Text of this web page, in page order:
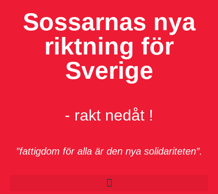
Sossarnas nya
riktning för
Sverige
- rakt nedåt !
”fattigdom för alla är den nya solidariteten”.